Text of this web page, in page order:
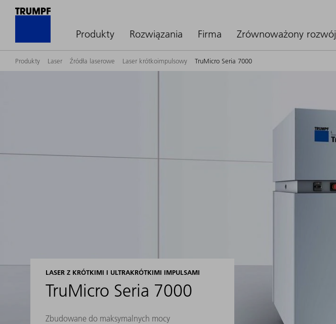
Produkty Rozwiązania Firma Zrównoważony rozwój
Produkty Laser Źródła laserowe Laser krótkoimpulsowy TruMicro Seria 7000
LASER Z KRÓTKIMI I ULTRAKRÓTKIMI IMPULSAMI
TruMicro Seria 7000
Zbudowane do maksymalnych mocy